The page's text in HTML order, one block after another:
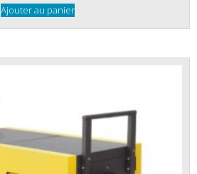
Ajouter au panier